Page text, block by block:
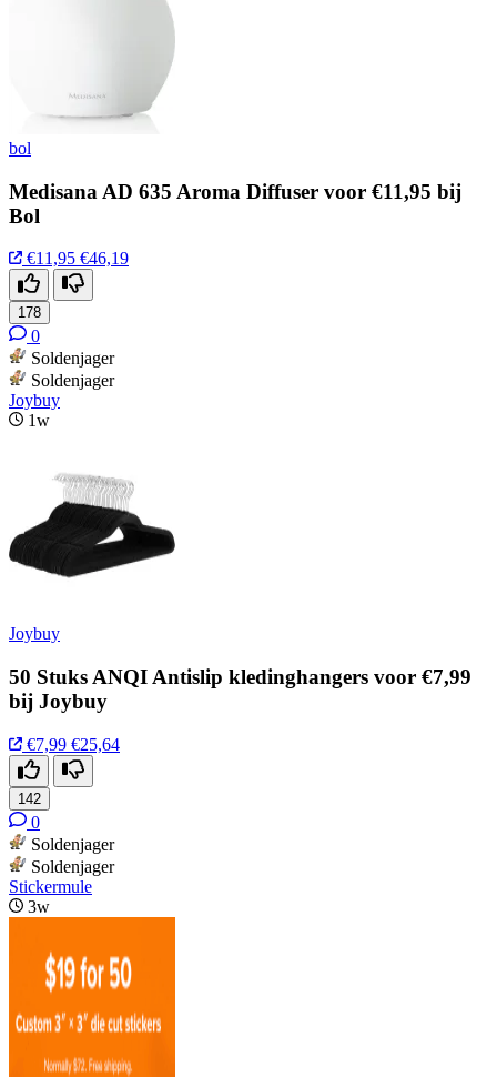
bol
Medisana AD 635 Aroma Diffuser voor €11,95 bij
Bol
€11,95 €46,19
178
0
Soldenjager
Soldenjager
Joybuy
1w
Joybuy
50 Stuks ANQI Antislip kledinghangers voor €7,99
bij Joybuy
€7,99 €25,64
142
0
Soldenjager
Soldenjager
Stickermule
3w